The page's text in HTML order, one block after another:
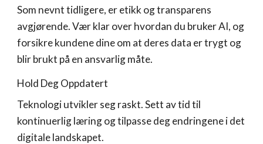
Som nevnt tidligere, er etikk og transparens
avgjørende. Vær klar over hvordan du bruker AI, og
forsikre kundene dine om at deres data er trygt og
blir brukt på en ansvarlig måte.
Hold Deg Oppdatert
Teknologi utvikler seg raskt. Sett av tid til
kontinuerlig læring og tilpasse deg endringene i det
digitale landskapet.